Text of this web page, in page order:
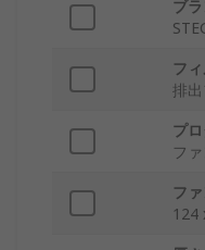
ブ
フ
排
プ
フ
フ
124